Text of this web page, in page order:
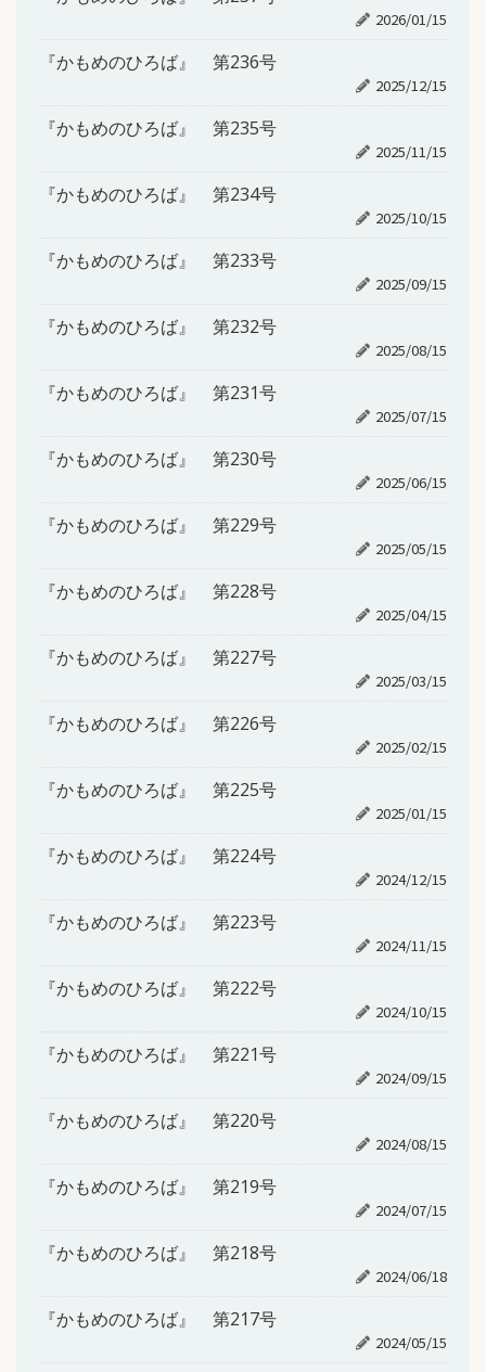
2026/01/15
『かもめのひろば』 第236号
2025/12/15
『かもめのひろば』 第235号
2025/11/15
『かもめのひろば』 第234号
2025/10/15
『かもめのひろば』 第233号
2025/09/15
『かもめのひろば』 第232号
2025/08/15
『かもめのひろば』 第231号
2025/07/15
『かもめのひろば』 第230号
2025/06/15
『かもめのひろば』 第229号
2025/05/15
『かもめのひろば』 第228号
2025/04/15
『かもめのひろば』 第227号
2025/03/15
『かもめのひろば』 第226号
2025/02/15
『かもめのひろば』 第225号
2025/01/15
『かもめのひろば』 第224号
2024/12/15
『かもめのひろば』 第223号
2024/11/15
『かもめのひろば』 第222号
2024/10/15
『かもめのひろば』 第221号
2024/09/15
『かもめのひろば』 第220号
2024/08/15
『かもめのひろば』 第219号
2024/07/15
『かもめのひろば』 第218号
2024/06/18
『かもめのひろば』 第217号
2024/05/15